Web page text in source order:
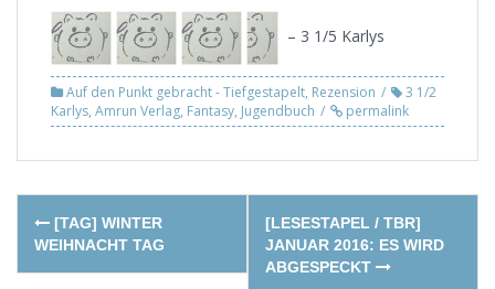
– 3 1/5 Karlys
Auf den Punkt gebracht - Tiefgestapelt, Rezension
3 1/2
Karlys, Amrun Verlag, Fantasy, Jugendbuch permalink
Post
navigation
[TAG] WINTER
WEIHNACHT TAG
[LESESTAPEL / TBR]
JANUAR 2016: ES WIRD
ABGESPECKT